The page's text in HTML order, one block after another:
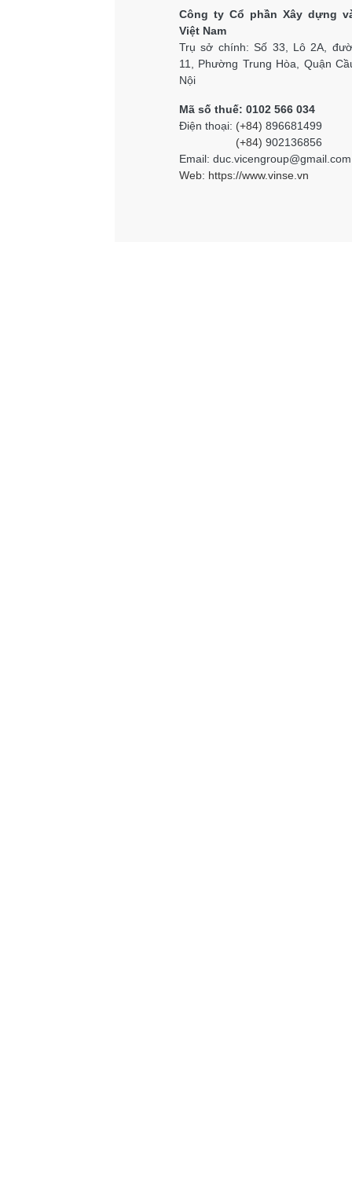
Công ty Cổ phần Xây dựng
Việt Nam
Trụ sở chính: Số 33, Lô 2A,
11, Phường Trung Hòa, Quận
Nội
Mã số thuế: 0102 566 034
Điện thoại: (+84) 896681499
(+84) 902136856
Email: duc.vicengroup@gmail.com
Web: https://www.vinse.vn